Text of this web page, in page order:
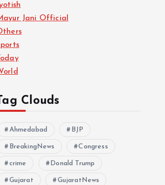
Jani Official
Clouds
Ahmedabad BJP
BreakingNews Congress
crime Donald Trump
Gujarat GujaratNews